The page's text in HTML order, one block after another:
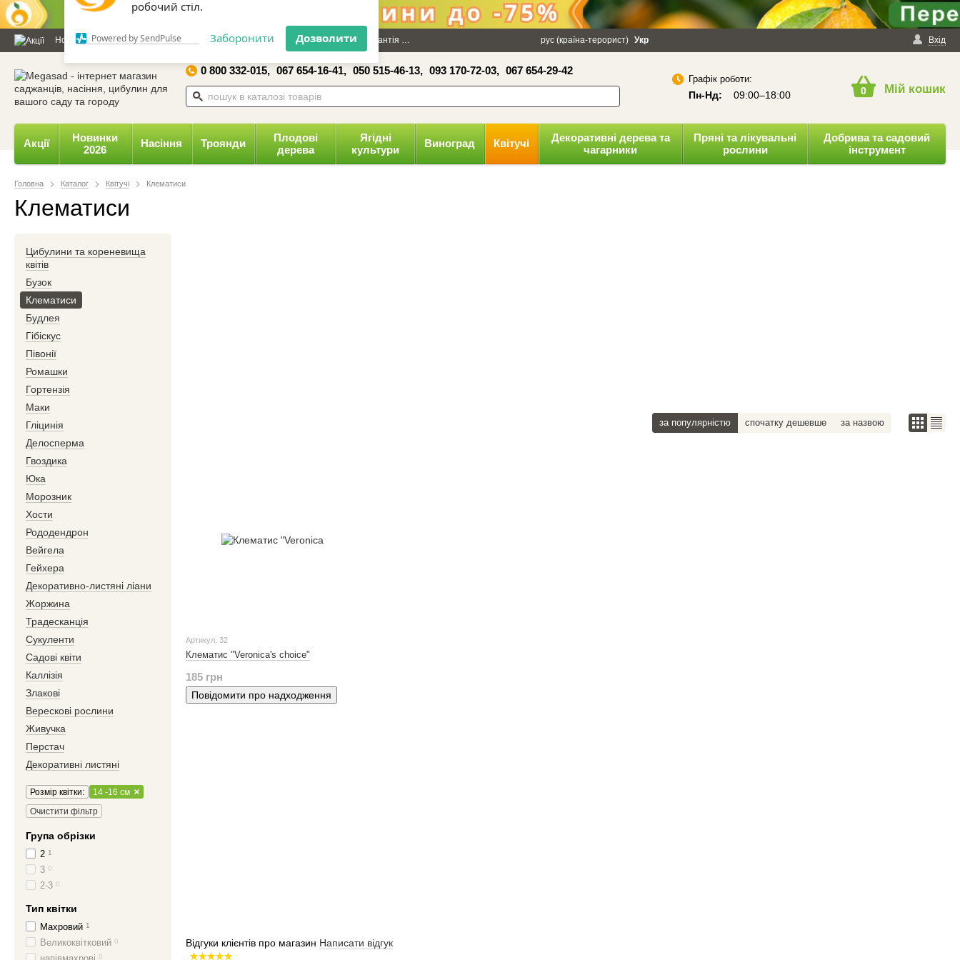
відправляти вам сповіщення на
Powered by SendPulse Заборонити Дозволити
Новини та статті Каталог Контакти Відгуки Даруємо 100 грн Гарантія Політика конфіденційності Вхід
рус (країна-терорист) Укр
0 800 332-015, 067 654-16-41, 050 515-46-13, 093 170-72-03, 067 654-29-42
Графік роботи:
Пн-Нд: 09:00–18:00 0 Мій кошик
Акції
Новинки
2026
Насіння Троянди
Плодові
дерева
Ягідні
культури
Виноград Квітучі
Декоративні дерева та
чагарники
Пряні та лікувальні
рослини
Добрива та садовий
інструмент
Головна Каталог Квітучі Клематиси
Клематиси
за популярністю спочатку дешевше за назвою
Артикул: 32
Клематис "Veronica's choice"
185 грн
Повідомити про надходження
Відгуки клієнтів про магазин Написати відгук
Цибулини та кореневища
квітів
Бузок
Клематиси
Будлея
Гібіскус
Півонії
Ромашки
Гортензія
Маки
Гліцинія
Делосперма
Гвоздика
Юка
Морозник
Хости
Рододендрон
Вейгела
Гейхера
Декоративно-листяні ліани
Жоржина
Традесканція
Сукуленти
Садові квіти
Каллізія
Злакові
Верескові рослини
Живучка
Перстач
Декоративні листяні
Розмір квітки:
14 -16 см
Очистити фільтр
Група обрізки
2 1
3 0
2-3 0
Тип квітки
Махровий 1
Великоквітковий 0
0